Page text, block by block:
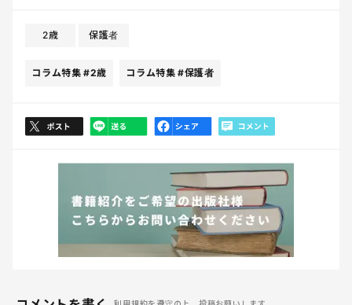
2歳 保護者
コラム特集 #2歳 コラム特集 #保護者